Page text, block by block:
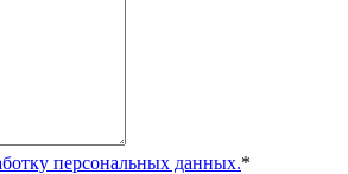
персональных данных.*